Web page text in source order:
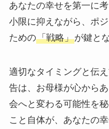
あなたの幸せを第一に
小限に抑えながら、ポ
ための「戦略」が鍵と
適切なタイミングと伝
告は、お母様が心から
会へと変わる可能性を
こと自体が、あなたの